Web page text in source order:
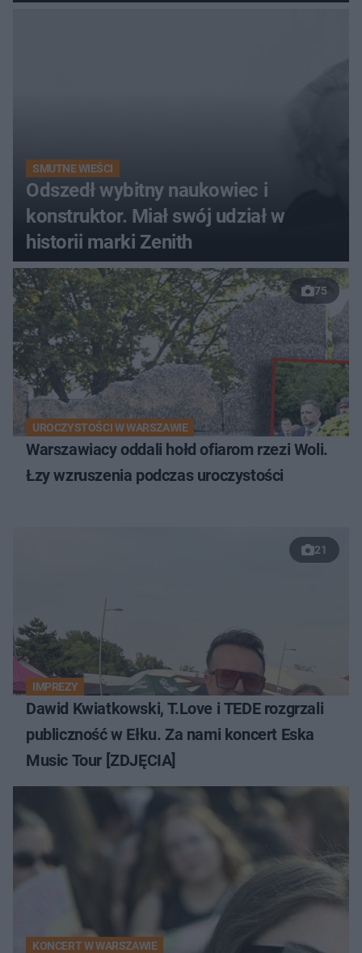
SMUTNE WIEŚCI
Odszedł wybitny naukowiec i
konstruktor. Miał swój udział w
historii marki Zenith
75
UROCZYSTOŚCI W WARSZAWIE
Warszawiacy oddali hołd ofiarom rzezi Woli.
Łzy wzruszenia podczas uroczystości
21
IMPREZY
Dawid Kwiatkowski, T.Love i TEDE rozgrzali
publiczność w Ełku. Za nami koncert Eska
Music Tour [ZDJĘCIA]
KONCERT W WARSZAWIE